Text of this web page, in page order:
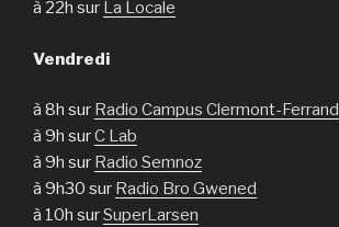
à 22h sur La Locale
Vendredi
à 8h sur Radio Campus Clermont-Ferrand
à 9h surC Lab
à 9h sur Radio Semnoz
à 9h30 sur Radio Bro Gwened
à 10h surSuperLarsen